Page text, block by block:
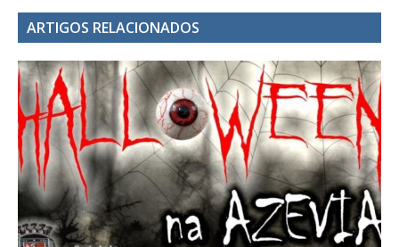
ARTIGOS RELACIONADOS